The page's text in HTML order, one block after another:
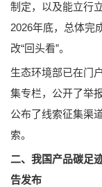
制定，以及能立行
2026年底，总体完
改“回头看”。
生态环境部已在门
集专栏，公开了举
公布了线索征集渠
索。
二、我国产品碳足
告发布